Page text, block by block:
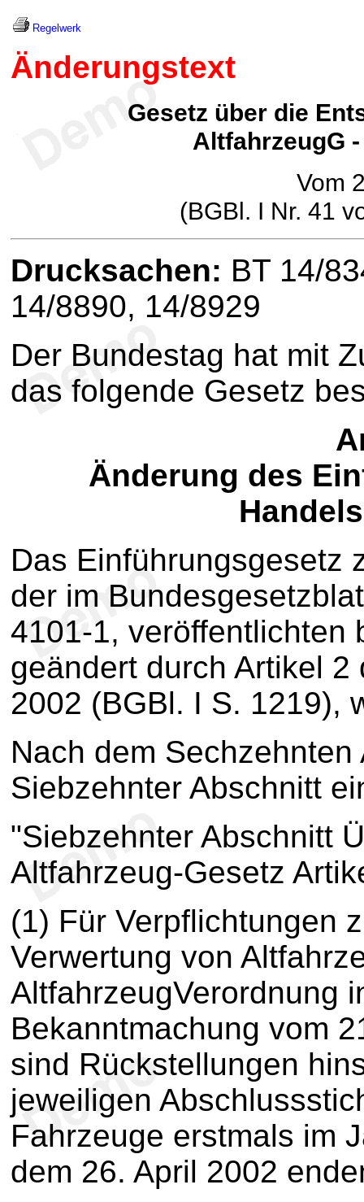
Regelwerk
Änderungstext
Gesetz über die
AltfahrzeugG
Vom
(BGBl. I Nr. 41
Drucksachen: BT 14/
14/8890, 14/8929
Der Bundestag hat mit
das folgende Gesetz
Änderung des
Das Einführungsgesetz
der im
4101-1, veröffentlichten
geändert durch Artikel
2002 (BGBl. I S. 1219),
Nach dem
Siebzehnter Abschnitt
"Siebzehnter Abschnitt
Altfahrzeug-Gesetz
(1) Für Verpflichtungen
Verwertung von
AltfahrzeugVerordnung
Bekanntmachung vom
sind Rückstellungen
jeweiligen
Fahrzeuge erstmals im
dem 26. April 2002